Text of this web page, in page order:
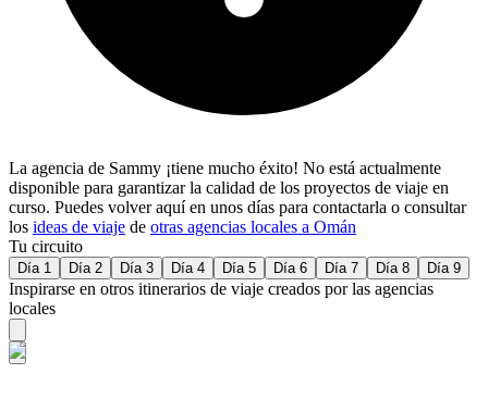
La agencia de Sammy ¡tiene mucho éxito! No está actualmente
disponible para garantizar la calidad de los proyectos de viaje en
curso. Puedes volver aquí en unos días para contactarla o consultar
los ideas de viaje de otras agencias locales a Omán
Tu circuito
Día 1 Día 2 Día 3 Día 4 Día 5 Día 6 Día 7 Día 8 Día 9
Inspirarse en otros itinerarios de viaje creados por las agencias
locales